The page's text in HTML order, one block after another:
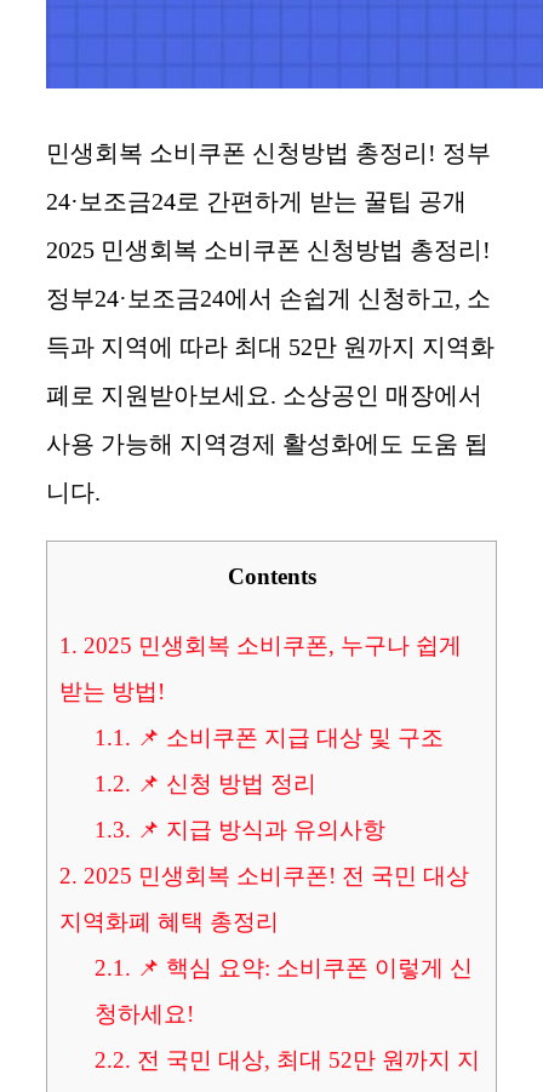
민생회복 소비쿠폰 신청방법 총정리! 정부
24·보조금24로 간편하게 받는 꿀팁 공개
2025 민생회복 소비쿠폰 신청방법 총정리!
정부24·보조금24에서 손쉽게 신청하고, 소
득과 지역에 따라 최대 52만 원까지 지역화
폐로 지원받아보세요. 소상공인 매장에서
사용 가능해 지역경제 활성화에도 도움 됩
니다.
Contents
1. 2025 민생회복 소비쿠폰, 누구나 쉽게
받는 방법!
1.1. 📌 소비쿠폰 지급 대상 및 구조
1.2. 📌 신청 방법 정리
1.3. 📌 지급 방식과 유의사항
2. 2025 민생회복 소비쿠폰! 전 국민 대상
지역화폐 혜택 총정리
2.1. 📌 핵심 요약: 소비쿠폰 이렇게 신
청하세요!
2.2. 전 국민 대상, 최대 52만 원까지 지